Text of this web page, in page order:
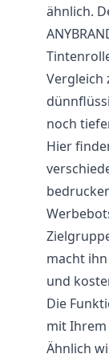
ähnlich.
Vergleich
noch
Hier
macht
und
Die
mit Ihrem
Ähnlich